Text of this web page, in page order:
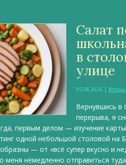
Салат
в
улице
05.08.2026 |
Вернувшись в
перерыва, я
первым делом — изучение
одной небольшой столовой на
— от «всё супер вкусно и
меня немедленно отправиться